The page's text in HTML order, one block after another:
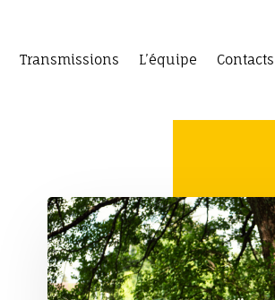
Transmissions L’équipe Contacts